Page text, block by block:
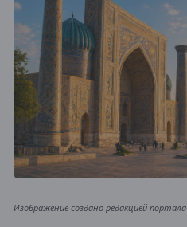
Изображение создано редакцией